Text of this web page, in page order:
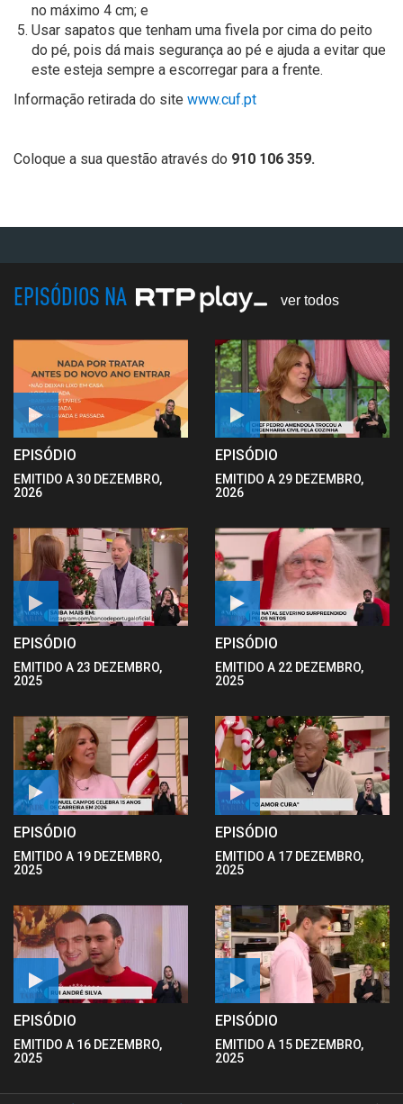
no máximo 4 cm; e
Usar sapatos que tenham uma fivela por cima do peito
do pé, pois dá mais segurança ao pé e ajuda a evitar que
este esteja sempre a escorregar para a frente.
Informação retirada do site www.cuf.pt
Coloque a sua questão através do 910 106 359.
EPISÓDIOS NA ver todos
EPISÓDIO
EMITIDO A 30 DEZEMBRO,
2026
EPISÓDIO
EMITIDO A 29 DEZEMBRO,
2026
EPISÓDIO
EMITIDO A 23 DEZEMBRO,
2025
EPISÓDIO
EMITIDO A 22 DEZEMBRO,
2025
EPISÓDIO
EMITIDO A 19 DEZEMBRO,
2025
EPISÓDIO
EMITIDO A 17 DEZEMBRO,
2025
EPISÓDIO
EMITIDO A 16 DEZEMBRO,
2025
EPISÓDIO
EMITIDO A 15 DEZEMBRO,
2025